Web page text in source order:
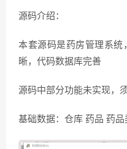
源码介绍：
本套源码是药房管理系统
晰，代码数据库完善
源码中部分功能未实现，
基础数据：仓库 药品 药